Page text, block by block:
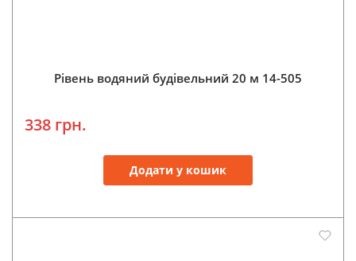
Рівень водяний будівельний 20 м 14-505
338 грн.
Додати у кошик